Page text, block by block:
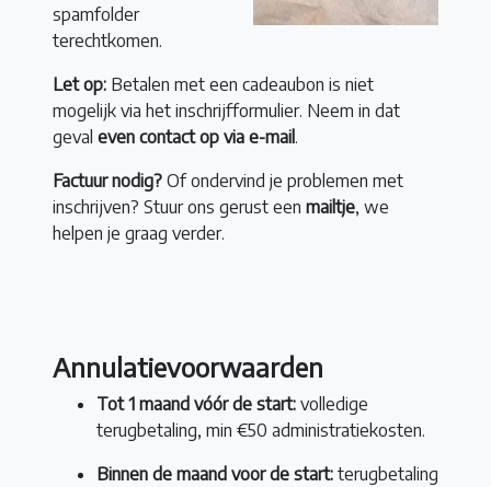
spamfolder
terechtkomen.
Let op: Betalen met een cadeaubon is niet
mogelijk via het inschrijfformulier. Neem in dat
geval even contact op via e-mail.
Factuur nodig? Of ondervind je problemen met
inschrijven? Stuur ons gerust een mailtje, we
helpen je graag verder.
Annulatievoorwaarden
Tot 1 maand vóór de start: volledige
terugbetaling, min €50 administratiekosten.
Binnen de maand voor de start: terugbetaling